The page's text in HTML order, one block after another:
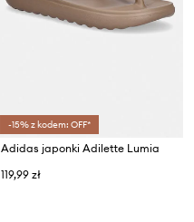
-15% z kodem: OFF*
Adidas japonki Adilette Lumia
119,99 zł